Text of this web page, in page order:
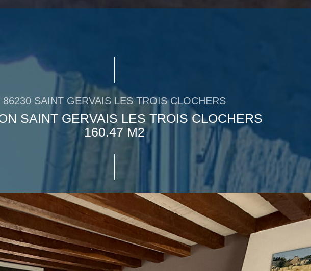
86230 SAINT GERVAIS LES TROIS CLOCHERS
SAINT GERVAIS LES TROIS CLOCHERS
160.47 M2